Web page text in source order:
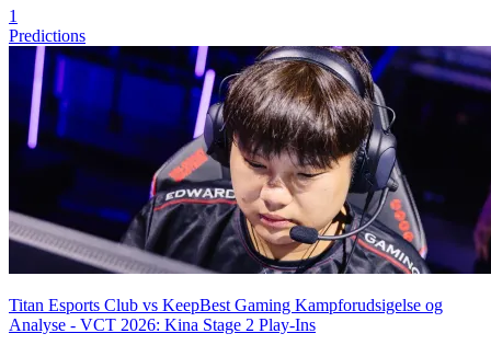
1
Predictions
Titan Esports Club vs KeepBest Gaming Kampforudsigelse og
Analyse - VCT 2026: Kina Stage 2 Play-Ins